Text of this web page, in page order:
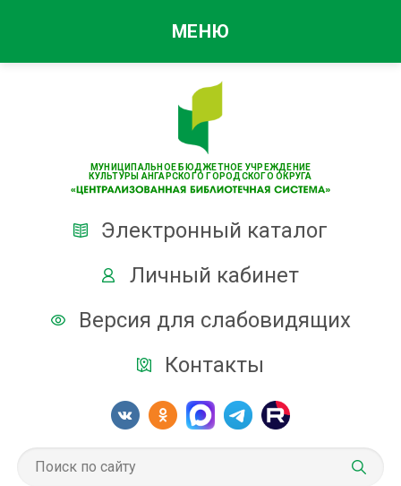
МУНИЦИПАЛЬНОЕ БЮДЖЕТНОЕ УЧРЕЖДЕНИЕ
КУЛЬТУРЫ АНГАРСКОГО ГОРОДСКОГО ОКРУГА
Электронный каталог
Личный кабинет
Версия для слабовидящих
Контакты
МЕНЮ